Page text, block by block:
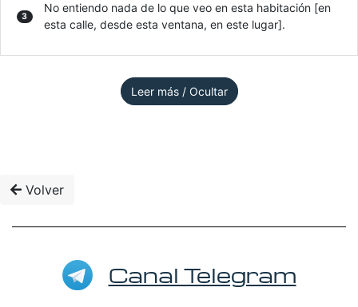
3
No entiendo nada de lo que veo en esta habitación [en
esta calle, desde esta ventana, en este lugar].
Leer más / Ocultar
Volver
Canal Telegram